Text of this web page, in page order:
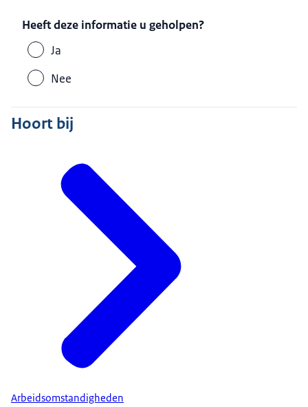
Heeft deze informatie u geholpen?
Ja
Nee
Hoort bij
Arbeidsomstandigheden